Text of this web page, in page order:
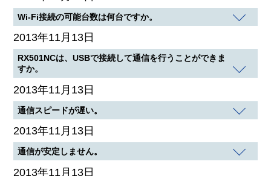
Wi-Fi接続の可能台数は何台ですか。
2013年11月13日
RX501NCは、USBで接続して通信を行うことができま
すか。
2013年11月13日
通信スピードが遅い。
2013年11月13日
通信が安定しません。
2013年11月13日